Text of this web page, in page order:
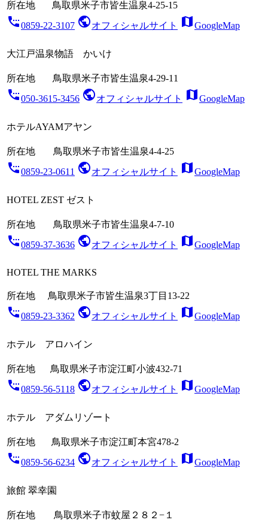
所在地 鳥取県米子市皆生温泉4-25-15
settings_phone0859-22-3107 publicオフィシャルサイト mapGoogleMap
大江戸温泉物語 かいけ
所在地 鳥取県米子市皆生温泉4-29-11
settings_phone050-3615-3456 publicオフィシャルサイト mapGoogleMap
ホテルAYAMアヤン
所在地 鳥取県米子市皆生温泉4-4-25
settings_phone0859-23-0611 publicオフィシャルサイト mapGoogleMap
HOTEL ZEST ゼスト
所在地 鳥取県米子市皆生温泉4-7-10
settings_phone0859-37-3636 publicオフィシャルサイト mapGoogleMap
HOTEL THE MARKS
所在地 鳥取県米子市皆生温泉3丁目13‐22
settings_phone0859-23-3362 publicオフィシャルサイト mapGoogleMap
ホテル アロハイン
所在地 鳥取県米子市淀江町小波432-71
settings_phone0859-56-5118 publicオフィシャルサイト mapGoogleMap
ホテル アダムリゾート
所在地 鳥取県米子市淀江町本宮478-2
settings_phone0859-56-6234 publicオフィシャルサイト mapGoogleMap
旅館 翠幸園
所在地 鳥取県米子市蚊屋２８２−１